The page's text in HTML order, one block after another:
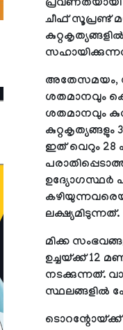
ചീഫ് സൂപ്രണ്ട്
അതേസമയം,
ശതമാനവും
ശതമാനവും
ഇത് വെറും 28
ഉദ്യോഗസ്ഥര്‍
ലക്ഷ്യമിടുന്നത്.
മിക്ക
ഉച്ചയ്ക്ക് 12
നടക്കുന്നത്.
സ്ഥലങ്ങളില്‍
ടൊറന്റോയ്ക്ക്